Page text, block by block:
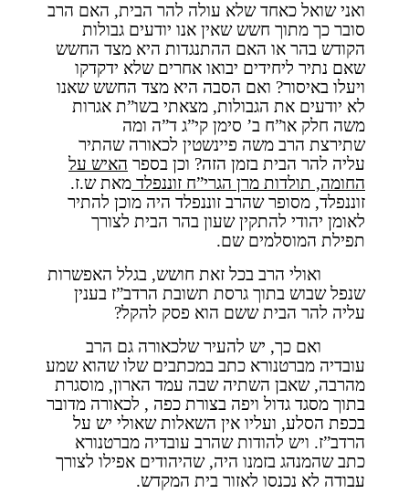
ואני שואל כאחד שלא עולה להר הבית, האם הרב
סובר כך מתוך חשש שאין אנו יודעים גבולות
הקודש בהר או האם ההתנגדות היא מצד החשש
שאם נתיר ליחידים יבואו אחרים שלא ידקדקו
ויעלו באיסור? ואם הסבה היא מצד החשש שאנו
לא יודעים את הגבולות, מצאתי בשו”ת אגרות
משה חלק או”ח ב’ סימן קי”ג ד”ה ומה
שתירצת הרב משה פיינשטין לכאורה שהתיר
עליה להר הבית בזמן הזה? וכן בספר האיש על
החומה, תולדות מרן הגרי”ח זוננפלד מאת ש.ז.
זוננפלד, מסופר שהרב זוננפלד היה מוכן להתיר
לאומן יהודי להתקין שעון בהר הבית לצורך
תפילת המוסלמים שם.
ואולי הרב בכל זאת חושש, בגלל האפשרות
שנפל שבוש בתוך גרסת תשובת הרדב”ז בענין
עליה להר הבית ששם הוא פסק להקל?
ואם כך, יש להעיר שלכאורה גם הרב
עובדיה מברטנורא כתב במכתבים שלו שהוא שמע
מהרבה, שאבן השתיה שבה עמד הארון, מוסגרת
בתוך מסגד גדול ויפה בצורת כפה , לכאורה מדובר
בכפת הסלע, ועליו אין השאלות שאולי יש על
הרדב”ז. ויש להודות שהרב עובדיה מברטנורא
כתב שהמנהג בזמנו היה, שהיהודים אפילו לצורך
עבודה לא נכנסו לאזור בית המקדש.